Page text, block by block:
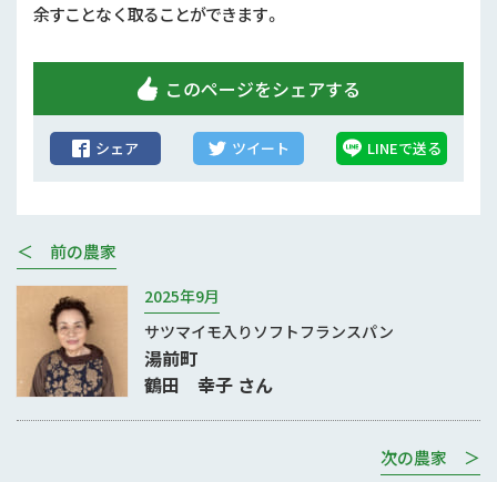
余すことなく取ることができます。
このページをシェアする
シェア ツイート LINEで送る
＜ 前の農家
2025年9月
サツマイモ入りソフトフランスパン
湯前町
鶴田 幸子 さん
次の農家 ＞